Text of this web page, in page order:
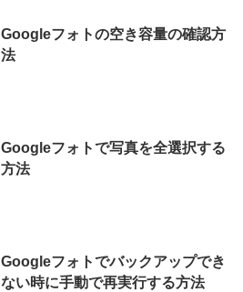
Googleフォトの空き容量の確認方
法
Googleフォトで写真を全選択する
方法
Googleフォトでバックアップでき
ない時に手動で再実行する方法